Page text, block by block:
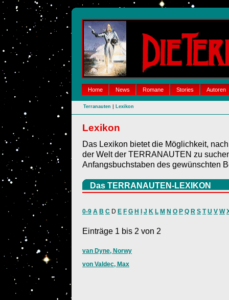
Home News Romane Stories Autoren
Terranauten | Lexikon
Lexikon
Das Lexikon bietet die Möglichkeit,
der Welt der TERRANAUTEN zu
Anfangsbuchstaben des gewünschten
Das TERRANAUTEN-LEXIKON
0-9 A B C D E F G H J K L M N O P Q R S T U V W
Einträge 1 bis 2 von 2
van Dyne, Norwy
von Valdec, Max